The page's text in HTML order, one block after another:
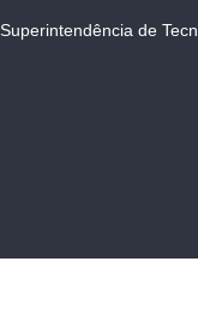
Superintendência de